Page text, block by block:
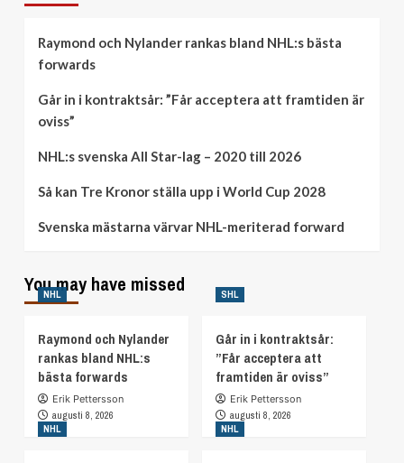
Raymond och Nylander rankas bland NHL:s bästa
forwards
Går in i kontraktsår: ”Får acceptera att framtiden är
oviss”
NHL:s svenska All Star-lag – 2020 till 2026
Så kan Tre Kronor ställa upp i World Cup 2028
Svenska mästarna värvar NHL-meriterad forward
You may have missed
NHL
Raymond och Nylander
rankas bland NHL:s
bästa forwards
Erik Pettersson
augusti 8, 2026
SHL
Går in i kontraktsår:
”Får acceptera att
framtiden är oviss”
Erik Pettersson
augusti 8, 2026
NHL
NHL